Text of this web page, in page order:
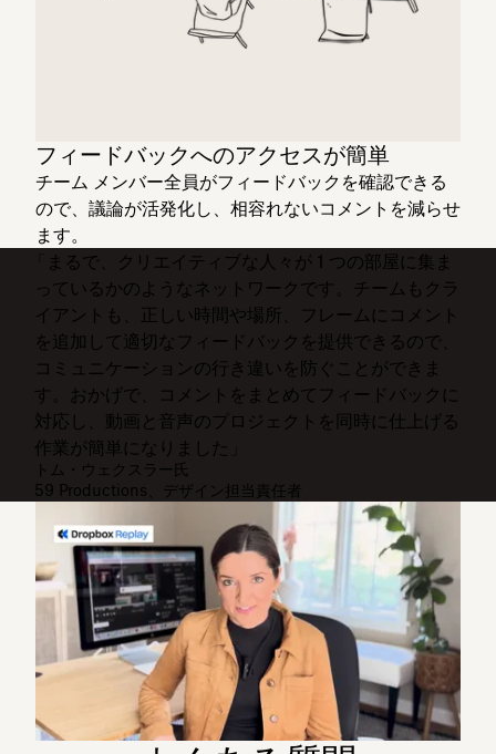
フィードバックへのアクセスが簡単
チーム メンバー全員がフィードバックを確認できる
ので、議論が活発化し、相容れないコメントを減らせ
ます。
「まるで、クリエイティブな人々が 1 つの部屋に集ま
っているかのようなネットワークです。チームもクラ
イアントも、正しい時間や場所、フレームにコメント
を追加して適切なフィードバックを提供できるので、
コミュニケーションの行き違いを防ぐことができま
す。おかげで、コメントをまとめてフィードバックに
対応し、動画と音声のプロジェクトを同時に仕上げる
作業が簡単になりました」
トム・ウェクスラー氏
59 Productions、デザイン担当責任者